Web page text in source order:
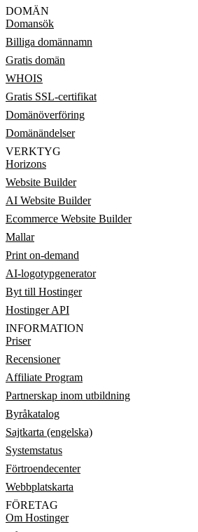
DOMÄN
Domansök
Billiga domännamn
Gratis domän
WHOIS
Gratis SSL-certifikat
Domänöverföring
Domänändelser
VERKTYG
Horizons
Website Builder
AI Website Builder
Ecommerce Website Builder
Mallar
Print on-demand
AI-logotypgenerator
Byt till Hostinger
Hostinger API
INFORMATION
Priser
Recensioner
Affiliate Program
Partnerskap inom utbildning
Byråkatalog
Sajtkarta (engelska)
Systemstatus
Förtroendecenter
Webbplatskarta
FÖRETAG
Om Hostinger